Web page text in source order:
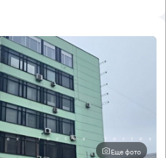
Еще фото